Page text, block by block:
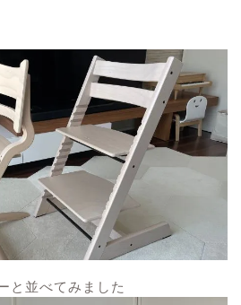
と並べてみました